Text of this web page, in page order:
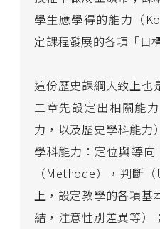
學生應學得的能力（
定課程發展的各項「目
這份歷史課綱大致上也
二章先設定出相關能
力，以及歷史學科能力
學科能力：定位與導
（Methode），判斷
上，設定教學的各項
結，注意性別差異等）